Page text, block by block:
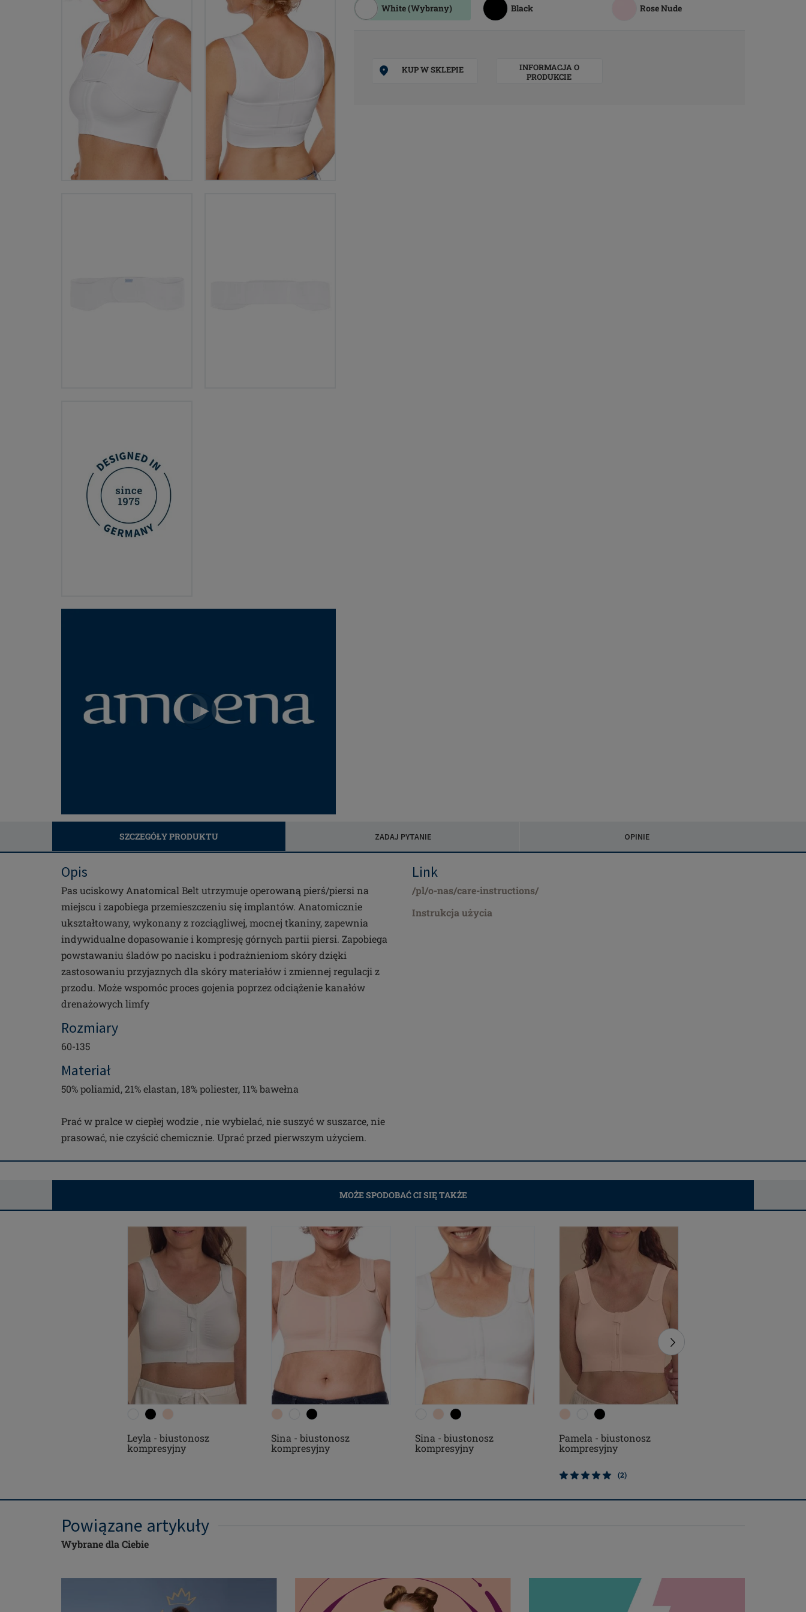
White(Wybrany) Black Rose Nude
KUP W SKLEPIE
INFORMACJA O
PRODUKCIE
SZCZEGÓŁY PRODUKTU ZADAJ PYTANIE OPINIE
Opis
Pas uciskowy Anatomical Belt utrzymuje operowaną pierś/piersi na
miejscu i zapobiega przemieszczeniu się implantów. Anatomicznie
ukształtowany, wykonany z rozciągliwej, mocnej tkaniny, zapewnia
indywidualne dopasowanie i kompresję górnych partii piersi. Zapobiega
powstawaniu śladów po nacisku i podrażnieniom skóry dzięki
zastosowaniu przyjaznych dla skóry materiałów i zmiennej regulacji z
przodu. Może wspomóc proces gojenia poprzez odciążenie kanałów
drenażowych limfy
Rozmiary
60-135
Materiał
50% poliamid, 21% elastan, 18% poliester, 11% bawełna
Prać w pralce w ciepłej wodzie , nie wybielać, nie suszyć w suszarce, nie
prasować, nie czyścić chemicznie. Uprać przed pierwszym użyciem.
Link
/pl/o-nas/care-instructions/
Instrukcja użycia
MOŻE SPODOBAĆ CI SIĘ TAKŻE
Leyla - biustonosz
kompresyjny
Sina - biustonosz
kompresyjny
Sina - biustonosz
kompresyjny
Pamela - biustonosz
kompresyjny
(2)
Powiązane artykuły
Wybrane dla Ciebie